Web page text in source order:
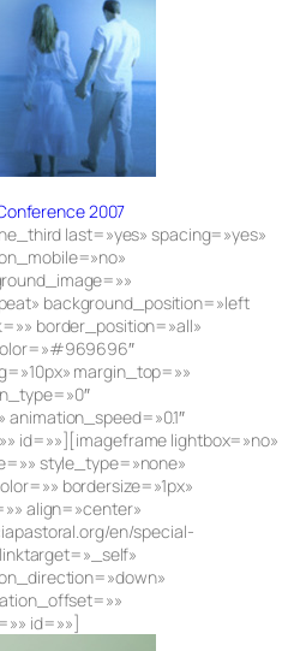
2007
last=»yes» spacing=»yes»
background_position=»left
border_position=»all»
margin_top=»»
id=»»][imageframe lightbox=»no»
style_type=»none»
bordersize=»1px»
align=»center»
en/special-
id=»»]